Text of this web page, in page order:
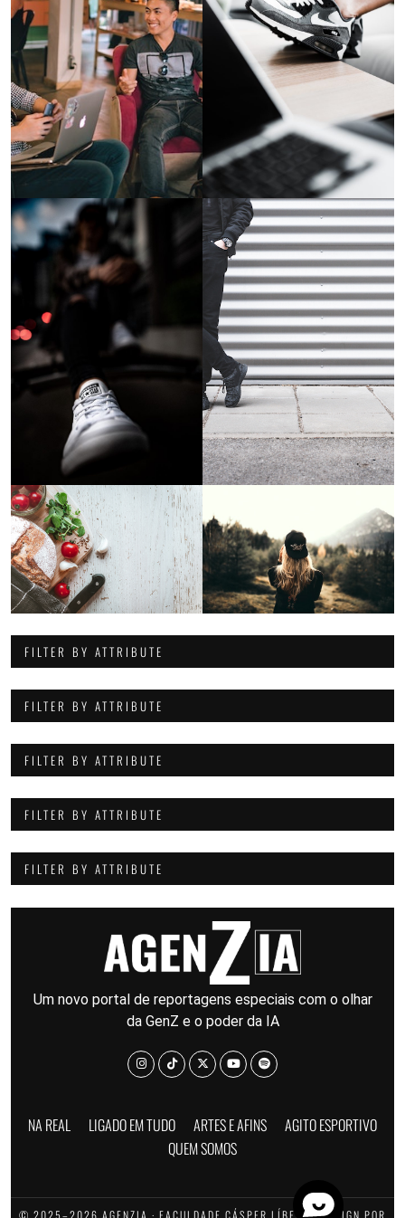
FILTER BY ATTRIBUTE
FILTER BY ATTRIBUTE
FILTER BY ATTRIBUTE
FILTER BY ATTRIBUTE
FILTER BY ATTRIBUTE
Um novo portal de reportagens especiais com o olhar
da GenZ e o poder da IA
NA REAL LIGADO EM TUDO ARTES E AFINS
AGITO ESPORTIVO
QUEM SOMOS
© 2025–2026 AGENZIA · FACULDADE CÁSPER LÍBERO · DESIGN POR